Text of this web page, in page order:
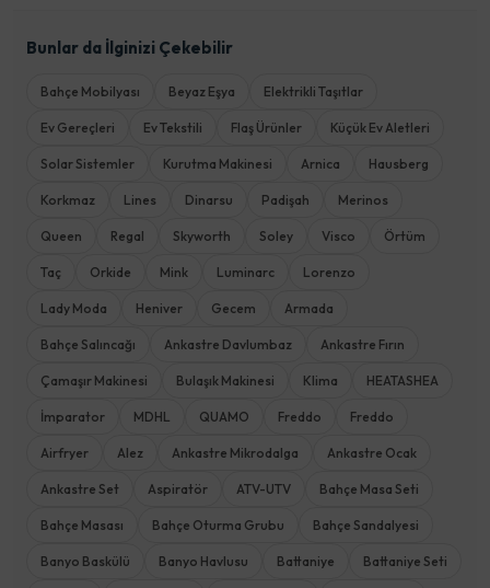
Bunlar da İlginizi Çekebilir
Bahçe Mobilyası Beyaz Eşya Elektrikli Taşıtlar
Ev Gereçleri Ev Tekstili Flaş Ürünler Küçük Ev Aletleri
Solar Sistemler Kurutma Makinesi Arnica Hausberg
Korkmaz Lines Dinarsu Padişah Merinos
Queen Regal Skyworth Soley Visco Örtüm
Taç Orkide Mink Luminarc Lorenzo
Lady Moda Heniver Gecem Armada
Bahçe Salıncağı Ankastre Davlumbaz Ankastre Fırın
Çamaşır Makinesi Bulaşık Makinesi Klima HEATASHEA
İmparator MDHL QUAMO Freddo Freddo
Airfryer Alez Ankastre Mikrodalga Ankastre Ocak
Ankastre Set Aspiratör ATV-UTV Bahçe Masa Seti
Bahçe Masası Bahçe Oturma Grubu Bahçe Sandalyesi
Banyo Baskülü Banyo Havlusu Battaniye Battaniye Seti